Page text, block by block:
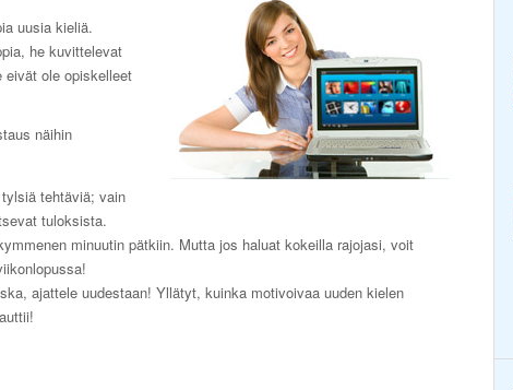
uusia kieliä.
he kuvittelevat
eivät ole opiskelleet
näihin
tehtäviä; vain
tuloksista.
minuutin pätkiin. Mutta jos haluat kokeilla rajojasi, voit
ajattele uudestaan! Yllätyt, kuinka motivoivaa uuden kielen